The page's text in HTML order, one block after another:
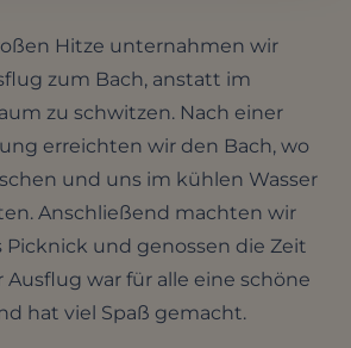
Hitze unternahmen wir
zum Bach, anstatt im
zu schwitzen. Nach einer
erreichten wir den Bach, wo
und uns im kühlen Wasser
Anschließend machten wir
und genossen die Zeit
Ausflug war für alle eine schöne
hat viel Spaß gemacht.